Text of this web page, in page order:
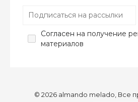
Согласен на получение
материалов
© 2026 almando melado, Все